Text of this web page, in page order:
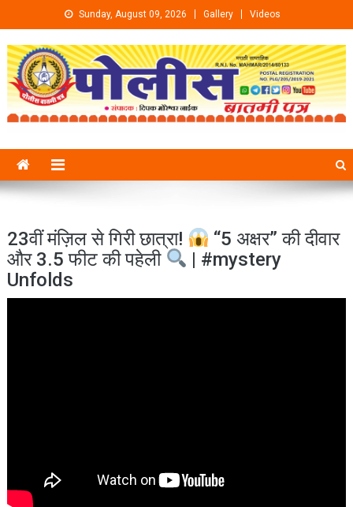
Skip to content Sunday, August 09, 2026 Gallery Videos
23वीं मंज़िल से गिरी छात्रा!
“5 अक्षर” की दीवार
और 3.5 फीट की पहेली
| #mystery
Unfolds